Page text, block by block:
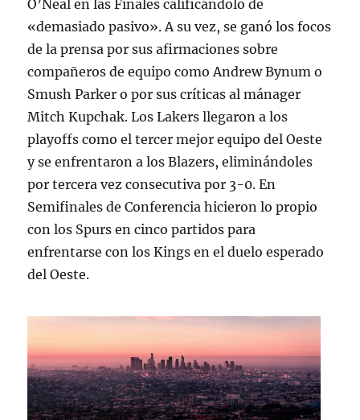
O’Neal en las Finales calificándolo de
«demasiado pasivo». A su vez, se ganó los focos
de la prensa por sus afirmaciones sobre
compañeros de equipo como Andrew Bynum o
Smush Parker o por sus críticas al mánager
Mitch Kupchak. Los Lakers llegaron a los
playoffs como el tercer mejor equipo del Oeste
y se enfrentaron a los Blazers, eliminándoles
por tercera vez consecutiva por 3-0. En
Semifinales de Conferencia hicieron lo propio
con los Spurs en cinco partidos para
enfrentarse con los Kings en el duelo esperado
del Oeste.